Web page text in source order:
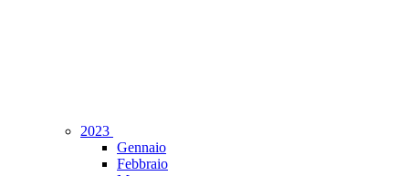
2023
Gennaio
Febbraio